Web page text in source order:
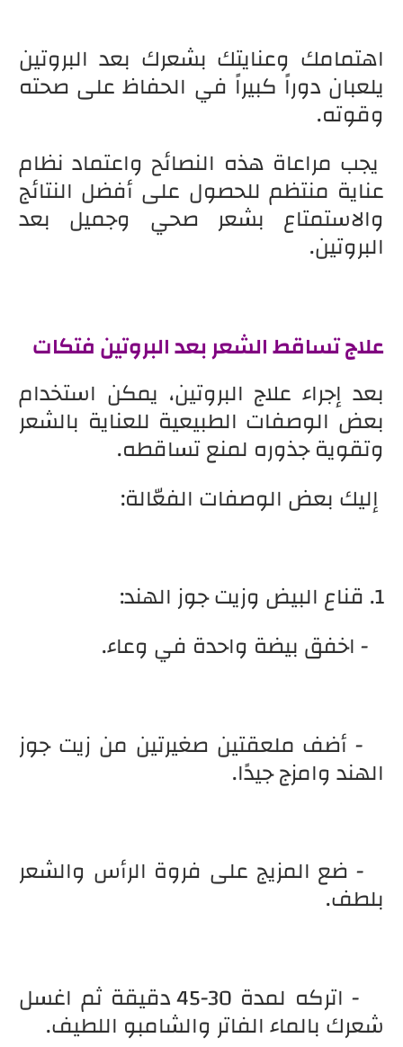
اهتمامك وعنايتك بشعرك بعد البروتين
يلعبان دوراً كبيراً في الحفاظ على صحته
وقوته.
يجب مراعاة هذه النصائح واعتماد نظام
عناية منتظم للحصول على أفضل النتائج
والاستمتاع بشعر صحي وجميل بعد
البروتين.
علاج تساقط الشعر بعد البروتين فتكات
بعد إجراء علاج البروتين، يمكن استخدام
بعض الوصفات الطبيعية للعناية بالشعر
وتقوية جذوره لمنع تساقطه.
إليك بعض الوصفات الفعّالة:
1. قناع البيض وزيت جوز الهند:
- اخفق بيضة واحدة في وعاء.
- أضف ملعقتين صغيرتين من زيت جوز
الهند وامزج جيدًا.
- ضع المزيج على فروة الرأس والشعر
بلطف.
- اتركه لمدة 30-45 دقيقة ثم اغسل
شعرك بالماء الفاتر والشامبو اللطيف.